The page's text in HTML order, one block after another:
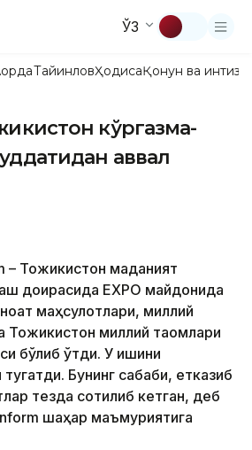
ЎЗ
ТайинловҲодисаҚонун ва
кўргазма-
аввал
– Тожикистон маданият
доирасида EXPO майдонида
маҳсулотлари, миллий
Тожикистон миллий таомлари
бўлиб ўтди. У ишини
Бунинг сабаби, етказиб
тезда сотилиб кетган, деб
шаҳар маъмуриятига